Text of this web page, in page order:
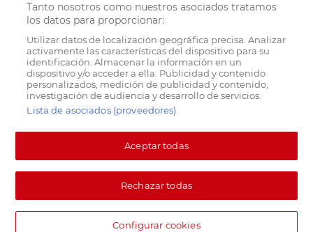
Tanto nosotros como nuestros asociados tratamos
los datos para proporcionar:
Utilizar datos de localización geográfica precisa. Analizar
activamente las características del dispositivo para su
identificación. Almacenar la información en un
dispositivo y/o acceder a ella. Publicidad y contenido
personalizados, medición de publicidad y contenido,
investigación de audiencia y desarrollo de servicios.
Lista de asociados (proveedores)
Aceptar todas
Rechazar todas
Configurar cookies